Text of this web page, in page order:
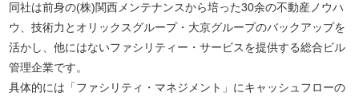
同社は前身の(株)関西メンテナンスから培った30余の不動産ノウハ
ウ、技術力とオリックスグループ・大京グループのバックアップを
活かし、他にはないファシリティー・サービスを提供する総合ビル
管理企業です。
具体的には「ファシリティ・マネジメント」にキャッシュフローの